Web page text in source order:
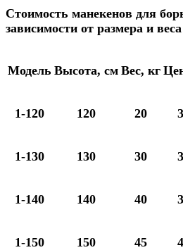
Стоимость манекенов для
зависимости от размера и
Модель Высота, см Вес, кг
1-120 120 20
1-130 130 30
1-140 140 40
1-150 150 45